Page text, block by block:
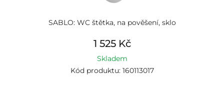
SABLO: WC štětka, na pověšení, sklo
1 525 Kč
Skladem
Kód produktu: 160113017